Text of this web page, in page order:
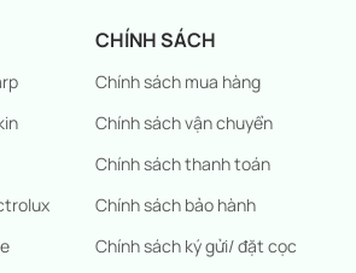
CHÍNH SÁCH
Chính sách mua hàng
Chính sách vận chuyển
Chính sách thanh toán
Chính sách bảo hành
Chính sách ký gửi/ đặt cọc